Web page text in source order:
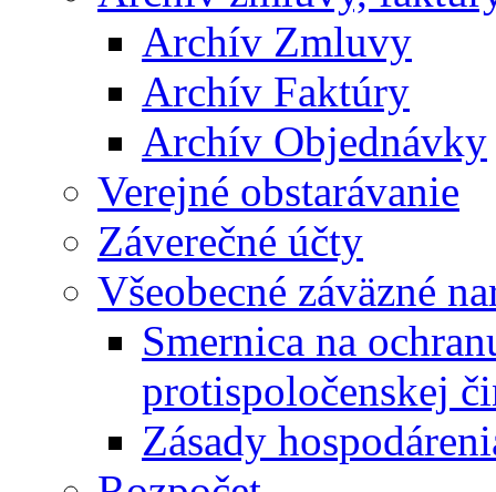
Archív Zmluvy
Archív Faktúry
Archív Objednávky
Verejné obstarávanie
Záverečné účty
Všeobecné záväzné
Smernica na
protispoločenskej
Zásady